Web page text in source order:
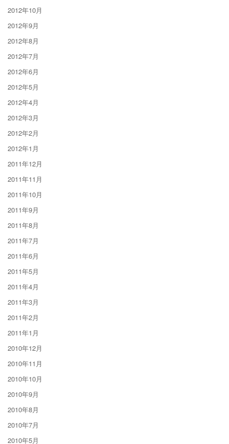
2012年10月
2012年9月
2012年8月
2012年7月
2012年6月
2012年5月
2012年4月
2012年3月
2012年2月
2012年1月
2011年12月
2011年11月
2011年10月
2011年9月
2011年8月
2011年7月
2011年6月
2011年5月
2011年4月
2011年3月
2011年2月
2011年1月
2010年12月
2010年11月
2010年10月
2010年9月
2010年8月
2010年7月
2010年5月